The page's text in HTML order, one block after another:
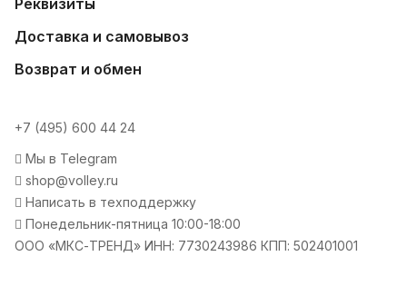
Реквизиты
Доставка и самовывоз
Возврат и обмен
+7 (495) 600 44 24
Мы в Telegram
shop@volley.ru
Написать в техподдержку
Понедельник-пятница 10:00-18:00
ООО «МКС-ТРЕНД» ИНН: 7730243986 КПП: 502401001